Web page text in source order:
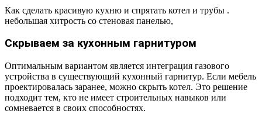
Как сделать красивую кухню и спрятать котел и трубы .
небольшая хитрость со стеновая панелью,
Скрываем за кухонным гарнитуром
Оптимальным вариантом является интеграция газового
устройства в существующий кухонный гарнитур. Если мебель
проектировалась заранее, можно скрыть котел. Это решение
подходит тем, кто не имеет строительных навыков или
сомневается в своих способностях.